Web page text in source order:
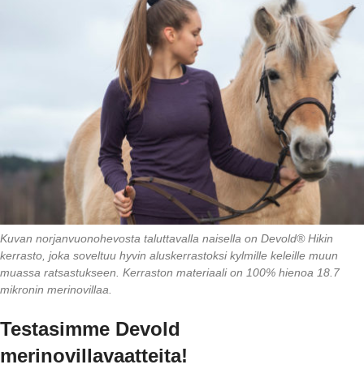
Kuvan norjanvuonohevosta taluttavalla naisella on Devold® Hikin
kerrasto, joka soveltuu hyvin aluskerrastoksi kylmille keleille muun
muassa ratsastukseen. Kerraston materiaali on 100% hienoa 18.7
mikronin merinovillaa.
Testasimme Devold
merinovillavaatteita!